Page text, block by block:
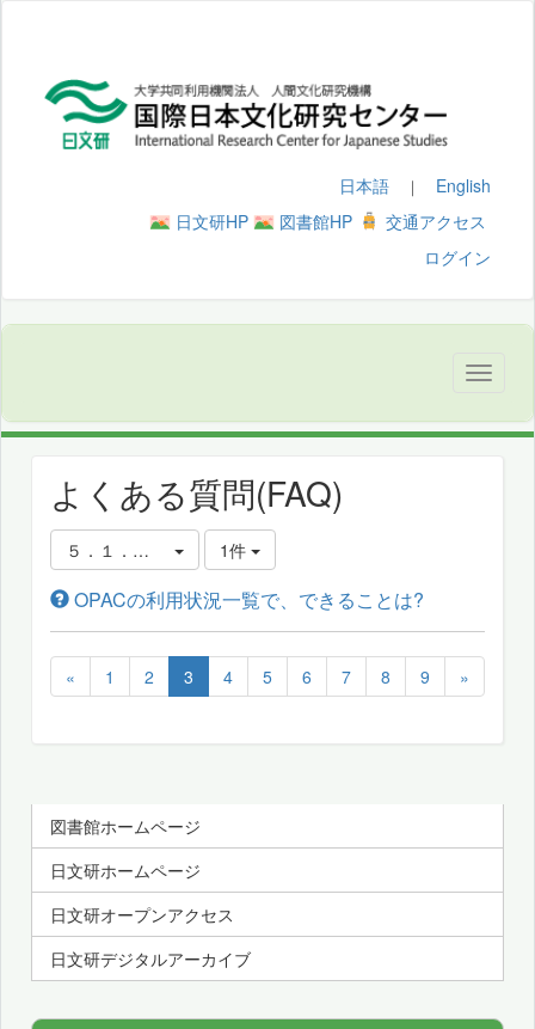
日本語 ｜ English
日文研HP
図書館HP
交通アクセス
ログイン
よくある質問(FAQ)
５．１．パーソナルサービスについて
1件
OPACの利用状況一覧で、できることは?
« 1 2 3 4 5 6 7 8 9 »
図書館ホームページ
日文研ホームページ
日文研オープンアクセス
日文研デジタルアーカイブ